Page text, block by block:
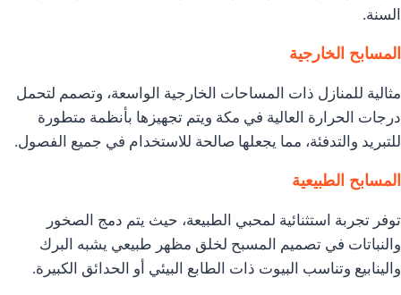
السنة.
المسابح الخارجية
مثالية للمنازل ذات المساحات الخارجية الواسعة، وتصمم لتحمل
درجات الحرارة العالية في مكة ويتم تجهيزها بأنظمة متطورة
للتبريد والتدفئة، مما يجعلها صالحة للاستخدام في جميع الفصول.
المسابح الطبيعية
توفر تجربة استثنائية لمحبي الطبيعة، حيث يتم دمج الصخور
والنباتات في تصميم المسبح لخلق مظهر طبيعي يشبه البرك
والينابيع وتناسب البيوت ذات الطابع البيئي أو الحدائق الكبيرة.